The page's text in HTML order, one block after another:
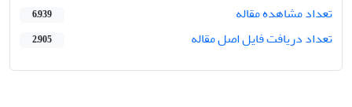
تعداد مشاهده مقاله
6,939
تعداد دریافت فایل اصل مقاله 2,905